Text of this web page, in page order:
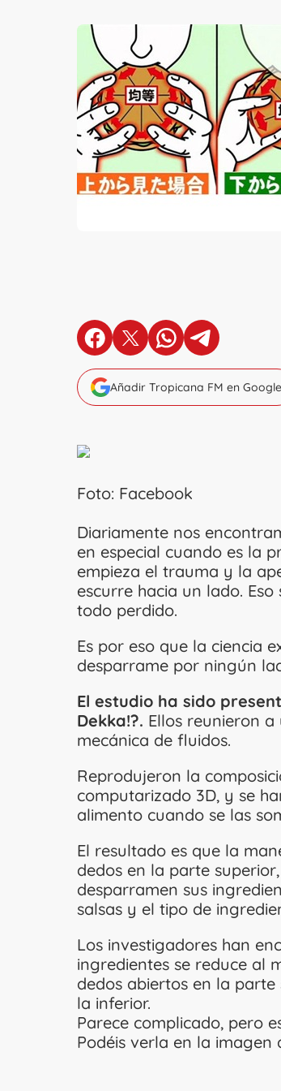
en Facebook
en X en Whatsapp
en Telegram
Añadir Tropicana FM en Google
Foto: Facebook
Diariamente nos
en especial cuando es la
empieza el trauma y la
escurre hacia un lado.
todo perdido.
Es por eso que la ciencia
desparrame por ningún
El estudio ha sido
Dekka!?. Ellos reunieron
mecánica de fluidos.
Reprodujeron la
computarizado 3D, y se
alimento cuando se las
El resultado es que la
dedos en la parte
desparramen sus
salsas y el tipo de
Los investigadores han
ingredientes se reduce al
dedos abiertos en la
la inferior.
Parece complicado, pero
Podéis verla en la imagen